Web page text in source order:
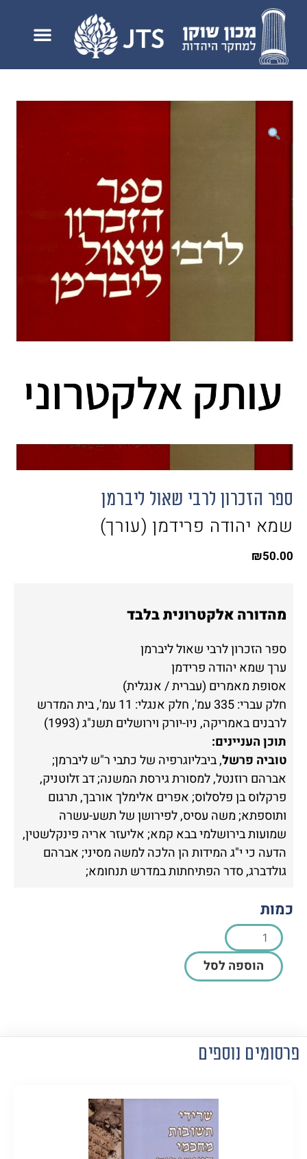
ספר הזכרון לרבי שאול ליברמן
שמא יהודה פרידמן (עורך)
₪50.00
מהדורה אלקטרונית בלבד
ספר הזכרון לרבי שאול ליברמן
ערך שמא יהודה פרידמן
אסופת מאמרים (עברית / אנגלית)
חלק עברי: 335 עמ', חלק אנגלי: 11 עמ', בית המדרש
לרבנים באמריקה, ניו-יורק וירושלים תשנ"ג (1993)
תוכן העניינים:
טוביה פרשל, ביבליוגרפיה של כתבי ר"ש ליברמן;
אברהם רוזנטל, למסורת גירסת המשנה; דב זלוטניק,
פרקלוס בן פלסלוס; אפרים אלימלך אורבך, תרגום
ותוספתא; משה עסיס, לפירושן של תשע-עשרה
שמועות בירושלמי בבא קמא; אליעזר אריה פינקלשטין,
הדעה כי י"ג המידות הן הלכה למשה מסיני; אברהם
גולדברג, סדר הפתיחתות במדרש תנחומא;
כמות
הוספה לסל
פרסומים נוספים